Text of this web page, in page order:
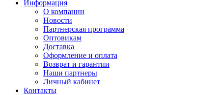
Информация
О компании
Новости
Партнерская программа
Оптовикам
Доставка
Оформление и оплата
Возврат и гарантии
Наши партнеры
Личный кабинет
Контакты